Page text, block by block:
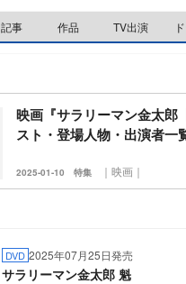
記事 作品 TV出演
映画『サラリーマン金太郎
スト・登場人物・出演者一
2025-01-10 特集 ｜映画｜
DVD 2025年07月25日発売
サラリーマン金太郎 魁